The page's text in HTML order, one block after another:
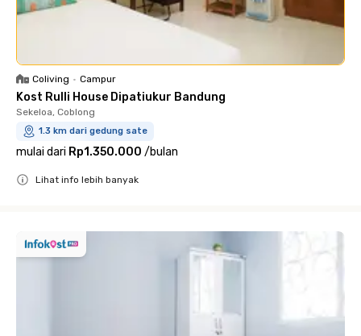
Coliving • Campur
Kost Rulli House Dipatiukur Bandung
Sekeloa, Coblong
1.3 km dari gedung sate
mulai dari Rp1.350.000 /bulan
Lihat info lebih banyak